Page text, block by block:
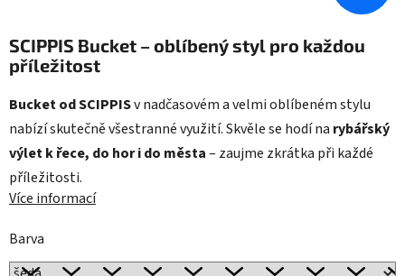
SCIPPIS Bucket – oblíbený styl pro každou
příležitost
Bucket od SCIPPISv nadčasovém a velmi oblíbeném stylu
nabízí skutečně všestranné využití. Skvěle se hodí na rybářský
výlet k řece, do hor i do města– zaujme zkrátka při každé
příležitosti.
Více informací
Barva